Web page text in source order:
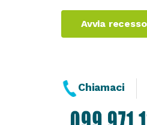
Avvia recesso
Chiamaci